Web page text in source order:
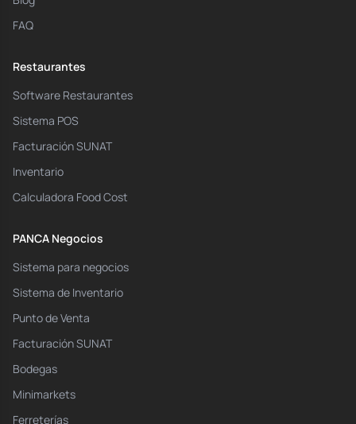
FAQ
Restaurantes
Software Restaurantes
Sistema POS
Facturación SUNAT
Inventario
Calculadora Food Cost
PANCA Negocios
Sistema para negocios
Sistema de Inventario
Punto de Venta
Facturación SUNAT
Bodegas
Minimarkets
Ferreterías